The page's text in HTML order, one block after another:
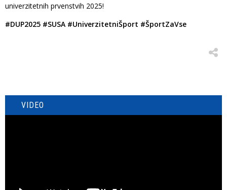
univerzitetnih prvenstvih 2025!
#DUP2025 #SUSA #UniverzitetniŠport #ŠportZaVse
VIDEO